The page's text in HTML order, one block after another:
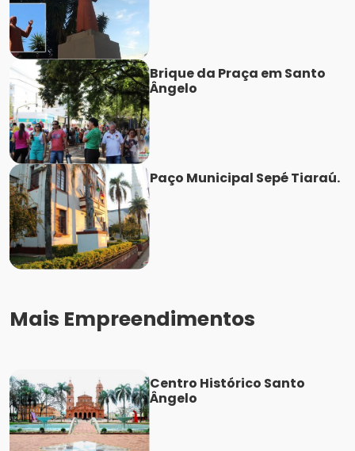
Brique da Praça em Santo
Ângelo
Paço Municipal Sepé Tiaraú.
Mais Empreendimentos
Centro Histórico Santo
Ângelo